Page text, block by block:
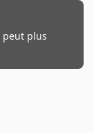
peut plus